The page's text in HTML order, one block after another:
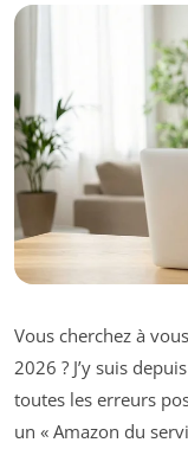
Vous cherchez à
2026 ? J’y suis
toutes les erreurs
un « Amazon du